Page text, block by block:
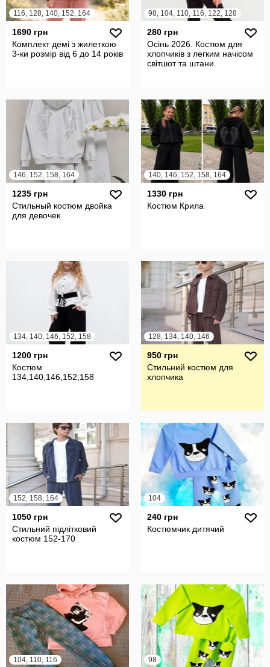
116, 128, 140, 152, 164
1690 грн
Комплект демі з жилеткою
3-ки розмір від 6 до 14 років
98, 104, 110, 116, 122, 128
280 грн
Осінь 2026. Костюм для
хлопчиків з легким начісом
світшот та штани.
146, 152, 158, 164
1235 грн
Стильный костюм двойка
для девочек
140, 146, 152, 158, 164
1330 грн
Костюм Крила
134, 140, 146, 152, 158
1200 грн
Костюм
134,140,146,152,158
128, 134, 140, 146
950 грн
Стильний костюм для
хлопчика
152, 158, 164
1050 грн
Стильний підлітковий
костюм 152-170
104
240 грн
Костюмчик дитячий
104, 110, 116 98